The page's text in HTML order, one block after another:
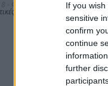
If you
sensitive
confirm
continue
further
Εκδηλώσεις Απονομή